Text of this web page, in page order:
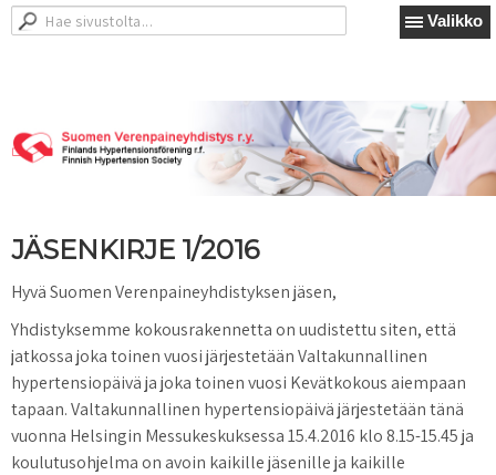
Valikko
JÄSENKIRJE 1/2016
Hyvä Suomen Verenpaineyhdistyksen jäsen,
Yhdistyksemme kokousrakennetta on uudistettu siten, että
jatkossa joka toinen vuosi järjestetään Valtakunnallinen
hypertensiopäivä ja joka toinen vuosi Kevätkokous aiempaan
tapaan. Valtakunnallinen hypertensiopäivä järjestetään tänä
vuonna Helsingin Messukeskuksessa 15.4.2016 klo 8.15-15.45 ja
koulutusohjelma on avoin kaikille jäsenille ja kaikille